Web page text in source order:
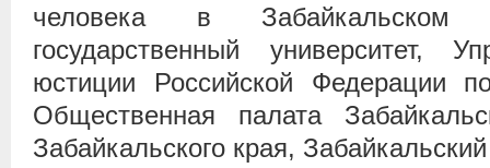
человека в Забайкальском
государственный университет,
юстиции Российской Федерации
Общественная палата
Забайкальского края,